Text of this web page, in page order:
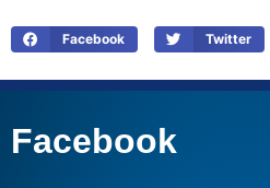
Facebook Twitter
Facebook